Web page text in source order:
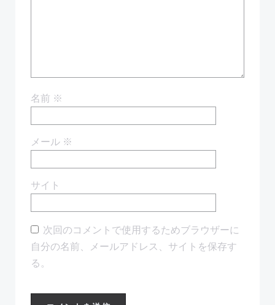
名前 ※
メール ※
サイト
次回のコメントで使用するためブラウザーに
自分の名前、メールアドレス、サイトを保存す
る。